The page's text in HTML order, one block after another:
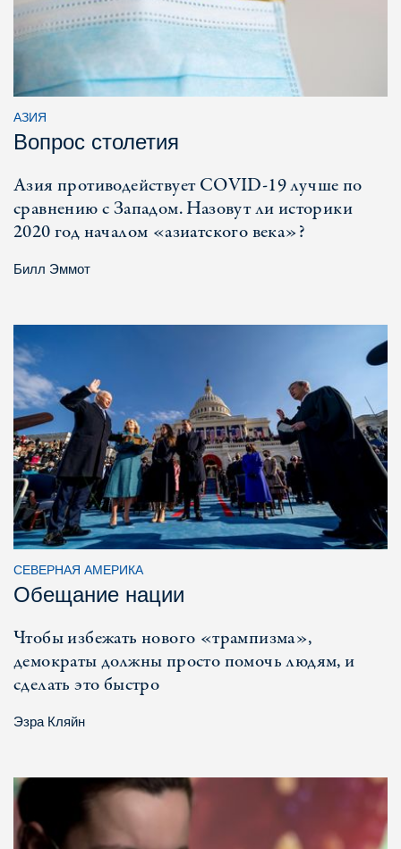
АЗИЯ
Вопрос столетия
Азия противодействует COVID-19 лучше по
сравнению с Западом. Назовут ли историки
2020 год началом «азиатского века»?
Билл Эммот
СЕВЕРНАЯ АМЕРИКА
Обещание нации
Чтобы избежать нового «трампизма»,
демократы должны просто помочь людям, и
сделать это быстро
Эзра Кляйн